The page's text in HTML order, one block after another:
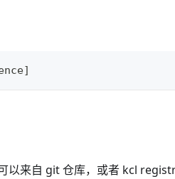
]
以来自 git 仓库，或者 kcl